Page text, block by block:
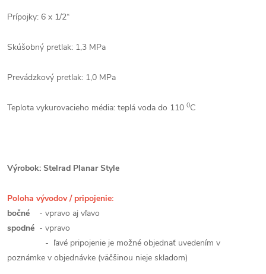
Prípojky: 6 x 1/2“
Skúšobný pretlak: 1,3 MPa
Prevádzkový pretlak: 1,0 MPa
Teplota vykurovacieho média: teplá voda do 110 0C
Výrobok: Stelrad Planar Style
Poloha vývodov / pripojenie:
bočné - vpravo aj vľavo
spodné - vpravo
- ľavé pripojenie je možné objednať uvedením v
poznámke v objednávke (väčšinou nieje skladom)